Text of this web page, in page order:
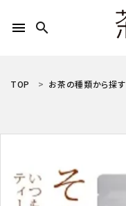
menu search
ACCOUNT MENU
meeting_room ログイン
TOP お茶の種類から探す